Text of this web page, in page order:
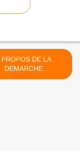
PROPOS DE LA
DEMARCHE
Un de nos